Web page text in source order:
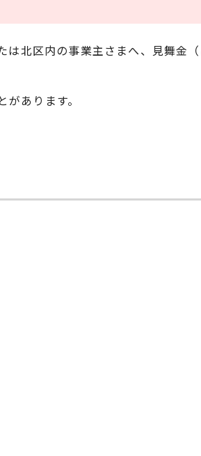
北区内の事業主さまへ、見舞金
あります。